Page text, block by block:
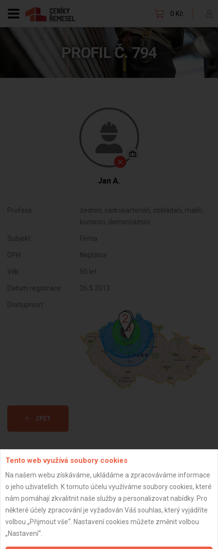
0 Kč
PROFIL Č. 794
Jan A.
Profese:
zedníci, sádrokartonáři, obkladači, malíři,
kominíci, demontážníci
Subjekt: Firma
DPH: Neplátce
Věk: 50 let
Datum registrace: 26.5.2013
Dostupnost:
ZPĚT
Důležité informace
Tento web využívá soubory cookies
Na našem webu získáváme, ukládáme a zpracováváme informace
o jeho uživatelích. K tomuto účelu využíváme soubory cookies, které
nám pomáhají zkvalitnit naše služby a personalizovat nabídky. Pro
některé účely zpracování je vyžadován Váš souhlas, který vyjádříte
volbou „Přijmout vše“. Nastavení cookies můžete změnit volbou
„Nastavení“.